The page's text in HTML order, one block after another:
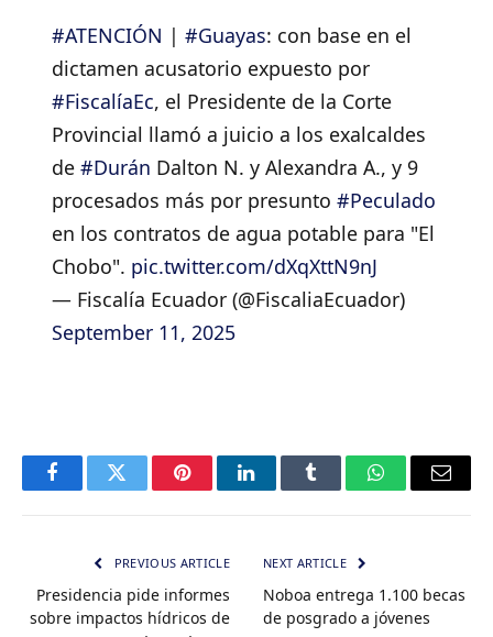
#ATENCIÓN | #Guayas: con base en el
dictamen acusatorio expuesto por
#FiscalíaEc, el Presidente de la Corte
Provincial llamó a juicio a los exalcaldes
de #Durán Dalton N. y Alexandra A., y 9
procesados más por presunto #Peculado
en los contratos de agua potable para "El
Chobo". pic.twitter.com/dXqXttN9nJ
— Fiscalía Ecuador (@FiscaliaEcuador)
September 11, 2025
FacebookTwitter PinterestLinkedInTumblr WhatsAppEmail
PREVIOUS ARTICLE
Presidencia pide informes
sobre impactos hídricos de
NEXT ARTICLE
Noboa entrega 1.100 becas
de posgrado a jóvenes